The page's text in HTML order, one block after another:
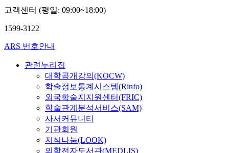
연
이
진
한,
강
제
훈,
송
양
섭,
유
고객센터 (평일: 09:00~18:00)
1599-3122
ARS 번호안내
관련누리집
대학공개강의(KOCW)
학술정보통계시스템(Rinfo)
외국학술지지원센터(FRIC)
학술관계분석서비스(SAM)
사서커뮤니티
기관회원
지식나눔(LOOK)
의학전자도서관(MEDLIS)